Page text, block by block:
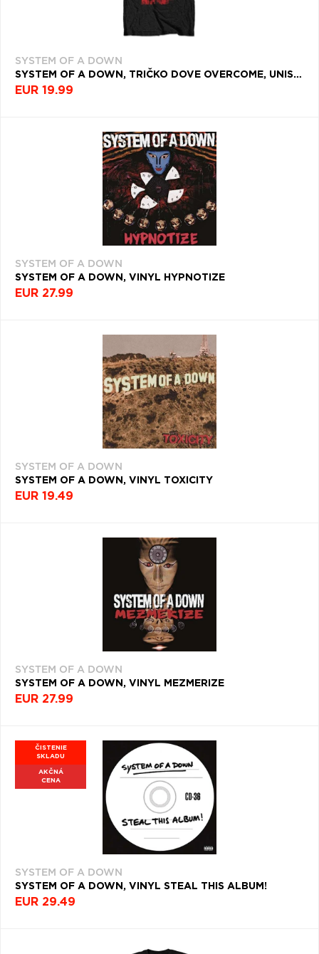
SYSTEM OF A DOWN
SYSTEM OF A DOWN, TRIČKO DOVE OVERCOME, UNISEX, ČIERNA
EUR 19.99
SYSTEM OF A DOWN
SYSTEM OF A DOWN, VINYL HYPNOTIZE
EUR 27.99
SYSTEM OF A DOWN
SYSTEM OF A DOWN, VINYL TOXICITY
EUR 19.49
SYSTEM OF A DOWN
SYSTEM OF A DOWN, VINYL MEZMERIZE
EUR 27.99
ČISTENIE
SKLADU
AKČNÁ
CENA
SYSTEM OF A DOWN
SYSTEM OF A DOWN, VINYL STEAL THIS ALBUM!
EUR 29.49